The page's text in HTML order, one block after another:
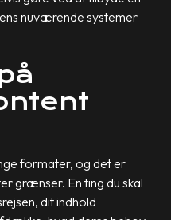
nuværende systemer
formater, og det er
grænser. En ting du skal
dit indhold